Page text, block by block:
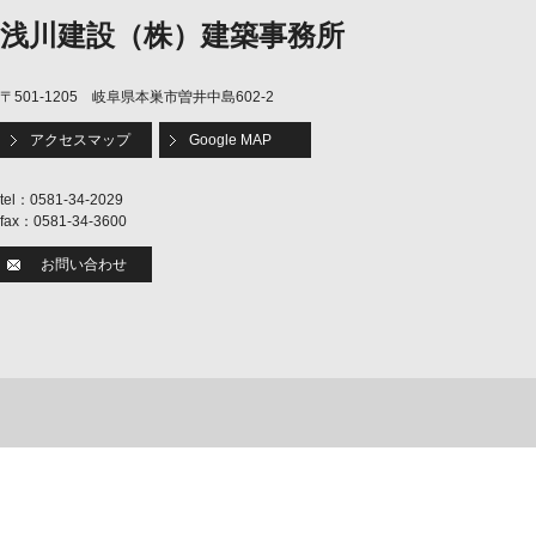
浅川建設（株）建築事務所
〒501-1205 岐阜県本巣市曽井中島602-2
アクセスマップ Google MAP
tel：0581-34-2029
fax：0581-34-3600
お問い合わせ